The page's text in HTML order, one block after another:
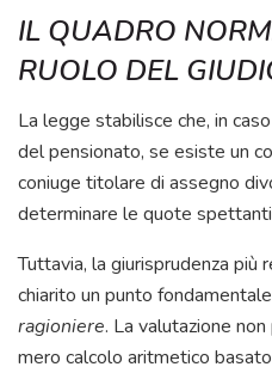
IL QUADRO
RUOLO DEL
La legge stabilisce che, in
del pensionato, se esiste un
coniuge titolare di assegno
determinare le quote spettanti
Tuttavia, la giurisprudenza più
chiarito un punto
ragioniere. La valutazione
mero calcolo aritmetico